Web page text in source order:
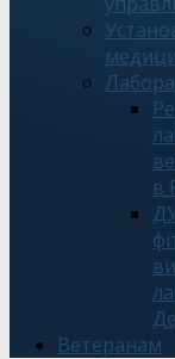
в
Ветеранам